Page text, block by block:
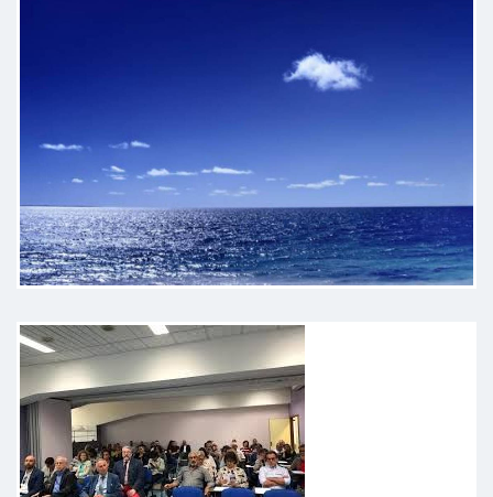
esauriente nelle spiegazioni.
Attento all' ascolto. Visita completa
e finalmente una spirometria senza
ansia e paura. Sono rimasta molto
soddisfatta.